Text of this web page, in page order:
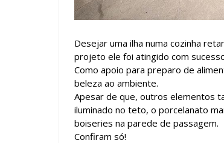
Desejar uma ilha numa cozinha
projeto ele foi atingido com
Como apoio para preparo de
beleza ao ambiente.
Apesar de que, outros elementos
iluminado no teto, o porcelanato
boiseries na parede de passagem.
Confiram só!